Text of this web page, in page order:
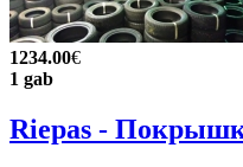
1234.00€
1 gab
Riepas -